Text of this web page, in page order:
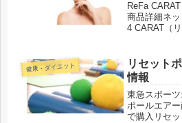
ReFa
商品詳細ネ
4 CARAT（
ラットレイ
健康・ダイエット
リセット
情報
東急スポー
ポールエア
で購入リセ